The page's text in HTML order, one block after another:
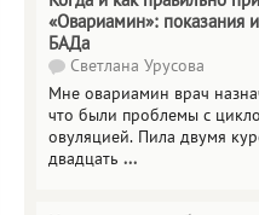
«Овариамин»: показания
БАДа
Светлана Урусова
Мне овариамин врач
что были проблемы с
овуляцией. Пила двумя
двадцать ...